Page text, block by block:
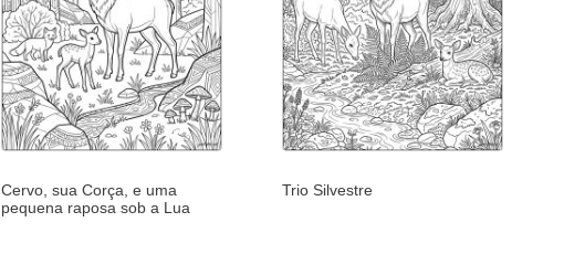
Cervo, sua Corça, e uma
pequena raposa sob a Lua
Trio Silvestre